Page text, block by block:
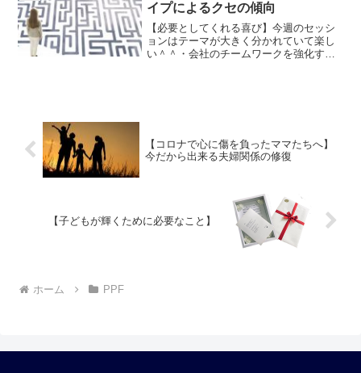
イプによるクセの傾向
【必要としてくれる喜び】今週のセッシ
ョンはテーマが大きく分かれていて楽し
い＾＾・会社のチームワークを強化する
【コロナで心に傷を負ったママたちへ】
今だから出来る夫婦関係の修復
【子どもが輝くために必要なこと】
ホーム PPF